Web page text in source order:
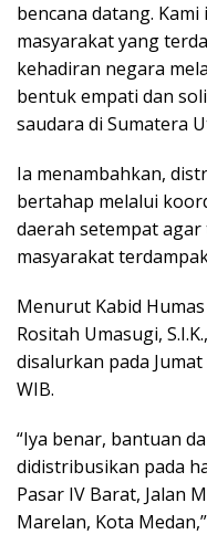
bencana datang.
masyarakat yang
kehadiran negara
bentuk empati dan
saudara di Sumatera
Ia menambahkan,
bertahap melalui
daerah setempat
masyarakat
Menurut Kabid
Rositah Umasugi,
disalurkan pada
WIB.
“Iya benar, bantuan
didistribusikan pada
Pasar IV Barat, Jalan
Marelan, Kota